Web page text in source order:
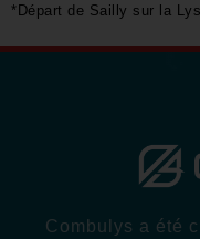
*Départ de Sailly sur la Lys
Combulys a été